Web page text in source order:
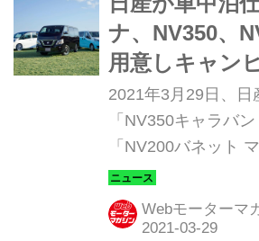
ナ、NV350、
用意しキャン
ョー2021に出
2021年3月29日、日
「NV350キャラバ
「NV200バネット
ン」、「セレナ マ
日から4日まで幕張
千葉市）で行われる
Webモーターマ